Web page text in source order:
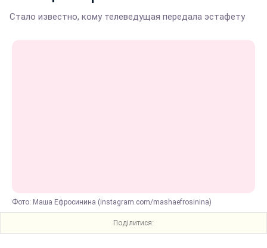
Стало известно, кому телеведущая передала эстафету
Фото: Маша Ефросинина (instagram.com/mashaefrosinina)
Поділитися: